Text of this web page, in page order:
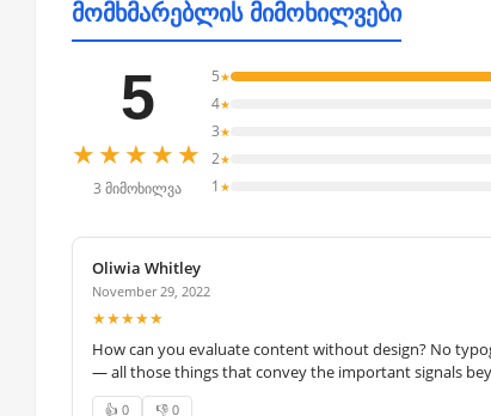
მომხმარებლის მიმოხილვები
5
★★★★★
3 მიმოხილვა
5★
4★
3★
2★
1 ★
Oliwia Whitley
November 29, 2022
★★★★★
How can you evaluate content without design? No
— all those things that convey the important signals
👍 0 👎 0